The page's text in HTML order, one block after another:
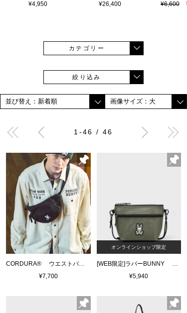
¥4,950
¥26,400
¥6,600
カテゴリー
絞り込み
1-46 / 46
CORDURA® ウエストバッグ
¥7,700
オンラインショップ限定
[WEB限定]ラバーBUNNY メッシュミニショルダーバッグ
¥5,940